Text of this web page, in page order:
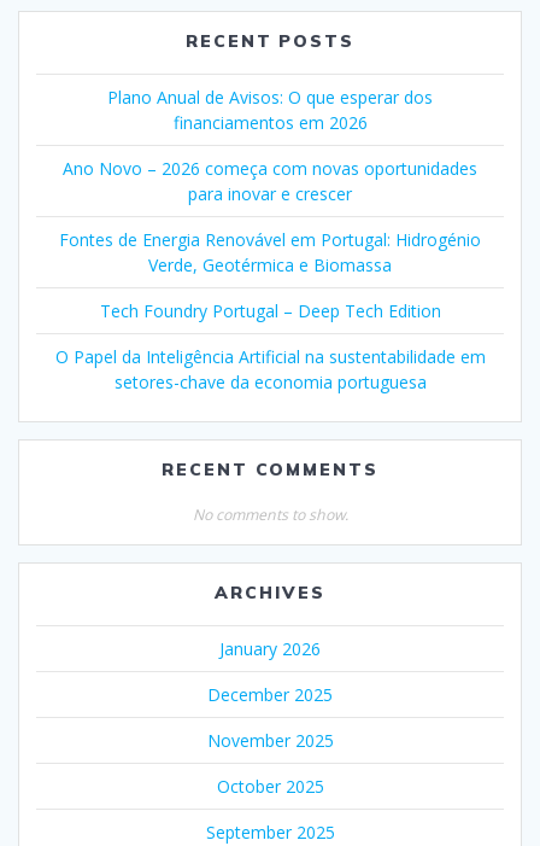
RECENT POSTS
Plano Anual de Avisos: O que esperar dos
financiamentos em 2026
Ano Novo – 2026 começa com novas oportunidades
para inovar e crescer
Fontes de Energia Renovável em Portugal: Hidrogénio
Verde, Geotérmica e Biomassa
Tech Foundry Portugal – Deep Tech Edition
O Papel da Inteligência Artificial na sustentabilidade em
setores-chave da economia portuguesa
RECENT COMMENTS
No comments to show.
ARCHIVES
January 2026
December 2025
November 2025
October 2025
September 2025